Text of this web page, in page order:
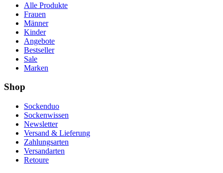
Alle Produkte
Frauen
Männer
Kinder
Angebote
Bestseller
Sale
Marken
Shop
Sockenduo
Sockenwissen
Newsletter
Versand & Lieferung
Zahlungsarten
Versandarten
Retoure